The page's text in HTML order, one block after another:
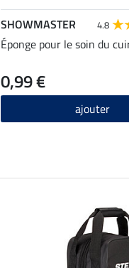
SHOWMASTER 4.8
Éponge pour le soin du
0,99 €
ajouter